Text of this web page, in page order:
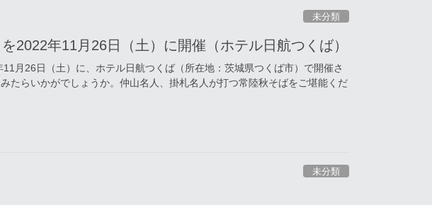
未分類
2022年11月26日（土）に開催（ホテル日航つくば）
月26日（土）に、ホテル日航つくば（所在地：茨城県つくば市）で開催さ
たらいかがでしょうか。仲山名人、掛札名人が打つ常陸秋そばをご堪能くだ
未分類